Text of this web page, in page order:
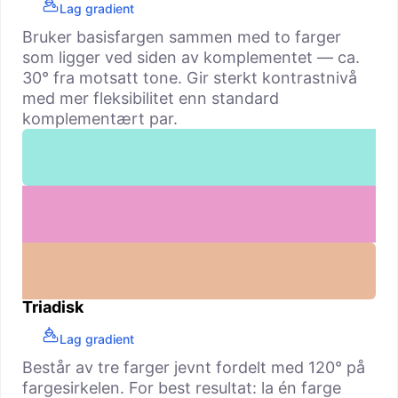
Lag gradient
Bruker basisfargen sammen med to farger
som ligger ved siden av komple­mentet — ca.
30° fra motsatt tone. Gir sterkt kontrastnivå
med mer fleksibilitet enn standard
komplementært par.
Triadisk
Lag gradient
Består av tre farger jevnt fordelt med 120° på
fargesirkelen. For best resultat: la én farge